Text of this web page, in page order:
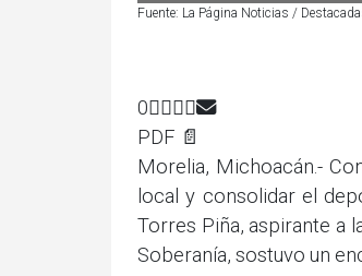
Fuente: La Página Noticias /
0
PDF 📄
Morelia, Michoacán.-
local y consolidar el
Torres Piña, aspirante a
Soberanía, sostuvo un